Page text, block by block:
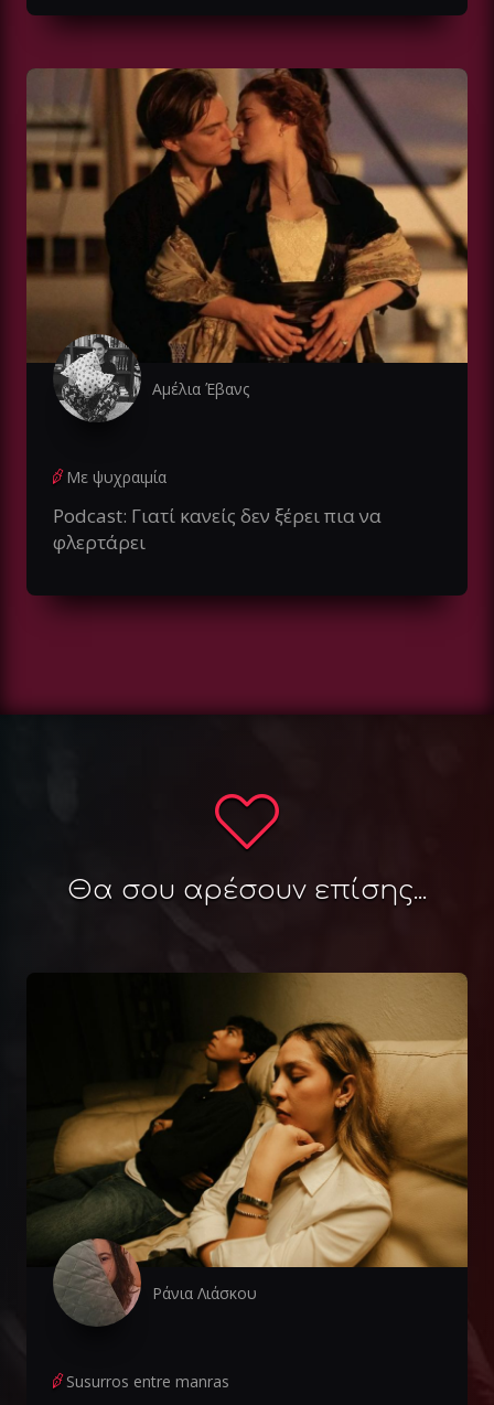
Αμέλια Έβανς
Με ψυχραιμία
Podcast: Γιατί κανείς δεν ξέρει πια να
φλερτάρει
Θα σου αρέσουν επίσης...
Ράνια Λιάσκου
Susurros entre manras